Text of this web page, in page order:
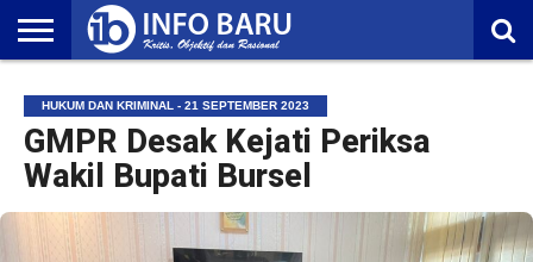
NASIONAL
AMBONIA
MALUKU
EKONOMI
POLITIK
OLAHRAGA
LIFESTYLE
REDAKSI
HUKUM DAN KRIMINAL - 21 SEPTEMBER 2023
GMPR Desak Kejati Periksa
Wakil Bupati Bursel